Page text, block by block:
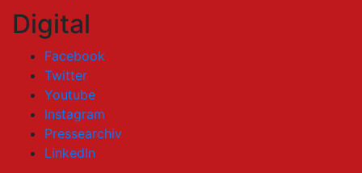
Digital
Facebook
Twitter
Youtube
Instagram
Pressearchiv
LinkedIn